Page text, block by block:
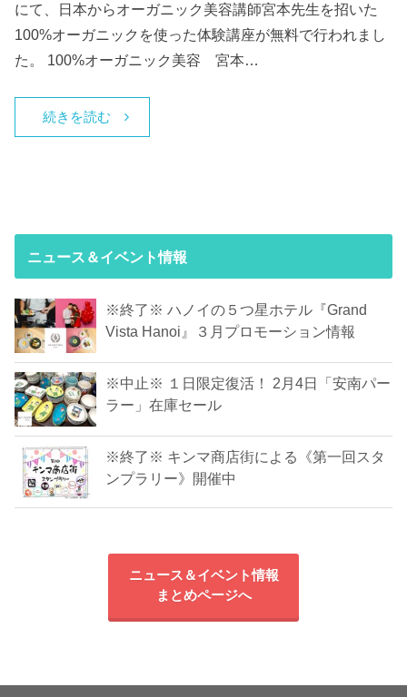
にて、日本からオーガニック美容講師宮本先生を招いた
100%オーガニックを使った体験講座が無料で行われまし
た。 100%オーガニック美容 宮本…
続きを読む
ニュース＆イベント情報
※終了※ ハノイの５つ星ホテル『Grand
Vista Hanoi』３月プロモーション情報
※中止※ １日限定復活！ 2月4日「安南パー
ラー」在庫セール
※終了※ キンマ商店街による《第一回スタ
ンプラリー》開催中
ニュース＆イベント情報
まとめページへ